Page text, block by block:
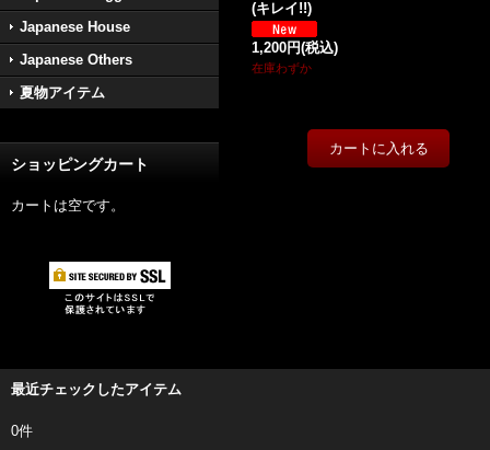
Japanese House
Japanese Others
夏物アイテム
ショッピングカート
カートは空です。
(キレイ!!)
1,200円(税込)
在庫わずか
最近チェックしたアイテム
0件